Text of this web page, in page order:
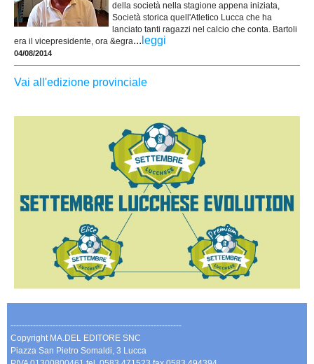
della società nella stagione appena iniziata,
Società storica quell'Atletico Lucca che ha
lanciato tanti ragazzi nel calcio che conta. Bartoli
era il vicepresidente, ora &egra... leggi
04/08/2014
Vai all'edizione provinciale
-------------------------------------------------------------
Copyright MA.DEL EDITORE SNC
Piazza San Pietro Somaldi, 3 Lucca